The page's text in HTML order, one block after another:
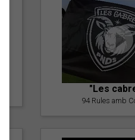
"Les
94 Rules amb